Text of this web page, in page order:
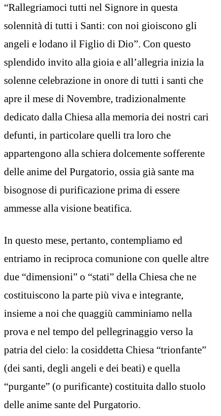
“Rallegriamoci tutti nel Signore in questa
solennità di tutti i Santi: con noi gioiscono gli
angeli e lodano il Figlio di Dio”. Con questo
splendido invito alla gioia e all’allegria inizia la
solenne celebrazione in onore di tutti i santi che
apre il mese di Novembre, tradizionalmente
dedicato dalla Chiesa alla memoria dei nostri cari
defunti, in particolare quelli tra loro che
appartengono alla schiera dolcemente sofferente
delle anime del Purgatorio, ossia già sante ma
bisognose di purificazione prima di essere
ammesse alla visione beatifica.
In questo mese, pertanto, contempliamo ed
entriamo in reciproca comunione con quelle altre
due “dimensioni” o “stati” della Chiesa che ne
costituiscono la parte più viva e integrante,
insieme a noi che quaggiù camminiamo nella
prova e nel tempo del pellegrinaggio verso la
patria del cielo: la cosiddetta Chiesa “trionfante”
(dei santi, degli angeli e dei beati) e quella
“purgante” (o purificante) costituita dallo stuolo
delle anime sante del Purgatorio.